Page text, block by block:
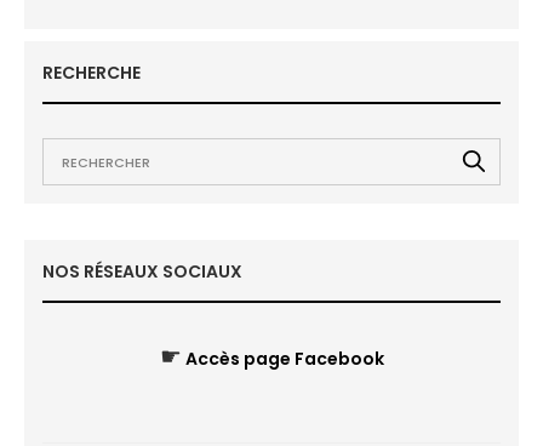
RECHERCHE
NOS RÉSEAUX SOCIAUX
☛ Accès page Facebook